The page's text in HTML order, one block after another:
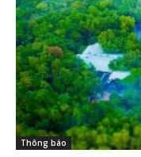
Thông báo